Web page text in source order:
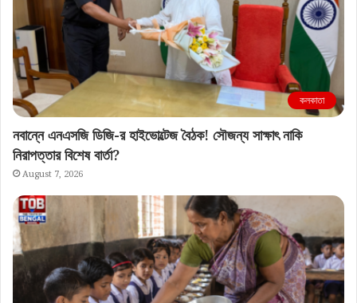
কলকাতা
নবান্নে এনএসজি ডিজি-র হাইভোল্টেজ বৈঠক! সৌজন্য সাক্ষাৎ নাকি
নিরাপত্তার বিশেষ বার্তা?
August 7, 2026